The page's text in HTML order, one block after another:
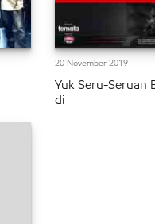
20 November 2019
Yuk Seru-Seruan
di